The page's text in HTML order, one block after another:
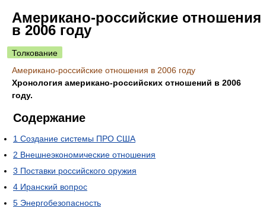
Американо-российские отношения
в 2006 году
Толкование
Американо-российские отношения в 2006 году
Хронология американо-российских отношений в 2006
году.
Содержание
1 Создание системы ПРО США
2 Внешнеэкономические отношения
3 Поставки российского оружия
4 Иранский вопрос
5 Энергобезопасность